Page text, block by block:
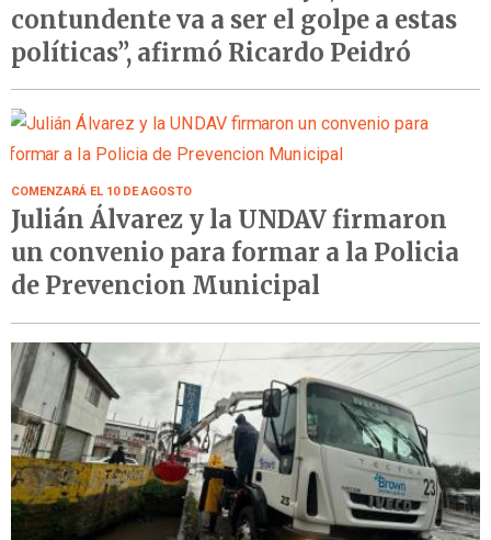
contundente va a ser el golpe a estas
políticas”, afirmó Ricardo Peidró
COMENZARÁ EL 10 DE AGOSTO
Julián Álvarez y la UNDAV firmaron
un convenio para formar a la Policia
de Prevencion Municipal